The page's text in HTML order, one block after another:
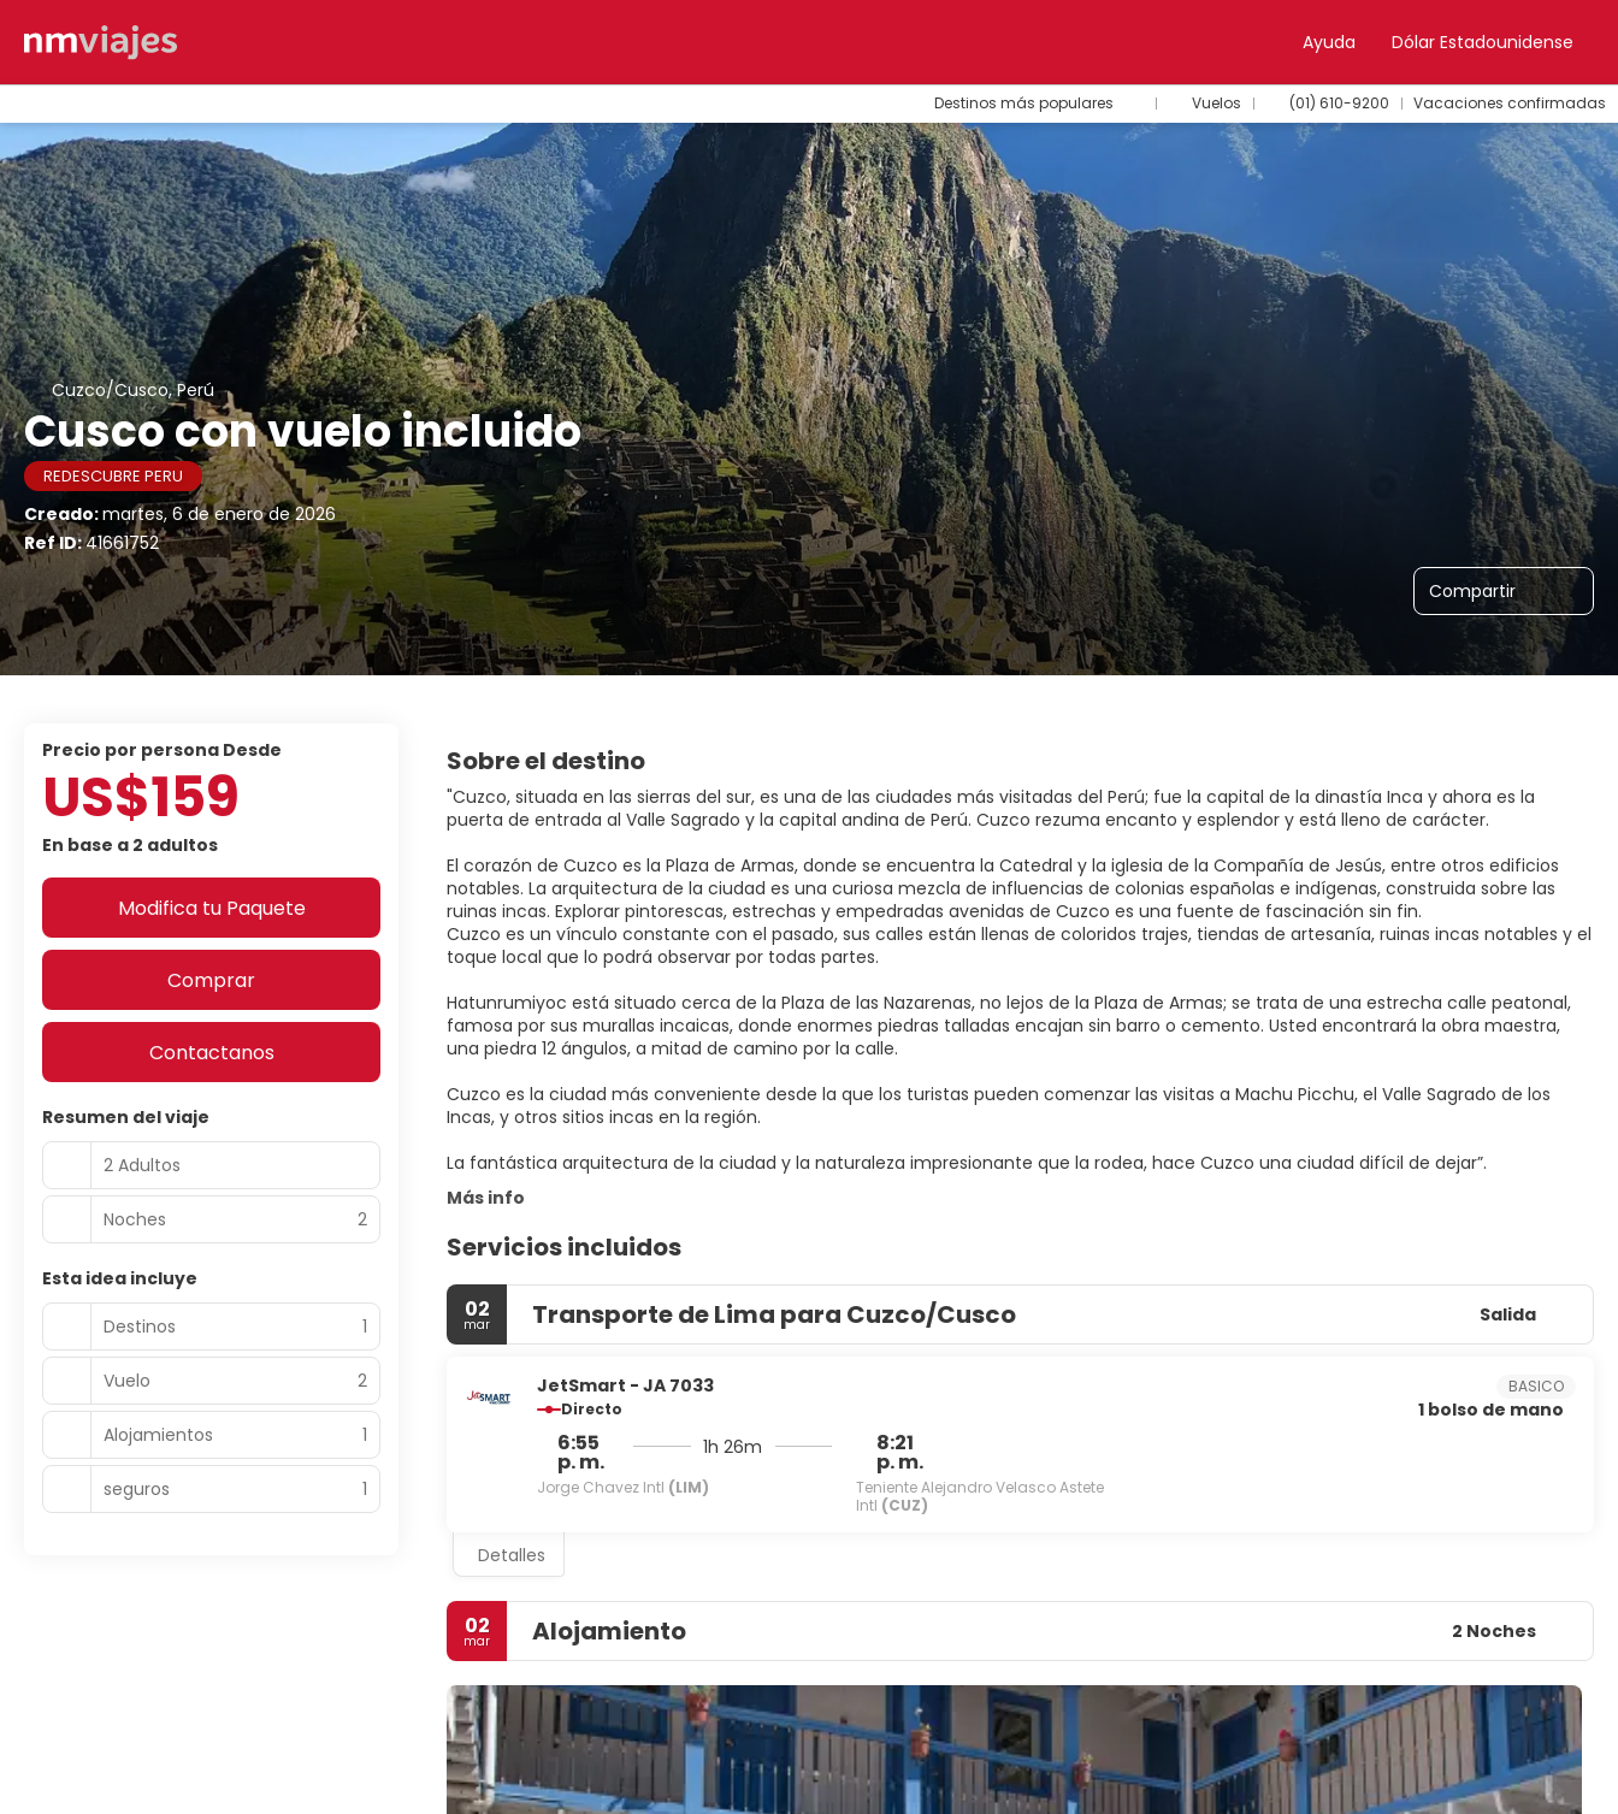
Ayuda Dólar Estadounidense
Destinos más populares Vuelos (01) 610-9200 Vacaciones confirmadas
Cuzco/Cusco, Perú
Cusco con vuelo incluido
REDESCUBRE PERU
Creado:martes, 6 de enero de 2026
Ref ID:41661752
Compartir
Sobre el destino
"Cuzco, situada en las sierras del sur, es una de las ciudades más visitadas del Perú; fue la capital de la dinastía Inca y ahora es la
puerta de entrada al Valle Sagrado y la capital andina de Perú. Cuzco rezuma encanto y esplendor y está lleno de carácter.
El corazón de Cuzco es la Plaza de Armas, donde se encuentra la Catedral y la iglesia de la Compañía de Jesús, entre otros edificios
notables. La arquitectura de la ciudad es una curiosa mezcla de influencias de colonias españolas e indígenas, construida sobre las
ruinas incas. Explorar pintorescas, estrechas y empedradas avenidas de Cuzco es una fuente de fascinación sin fin.
Cuzco es un vínculo constante con el pasado, sus calles están llenas de coloridos trajes, tiendas de artesanía, ruinas incas notables y el
toque local que lo podrá observar por todas partes.
Hatunrumiyoc está situado cerca de la Plaza de las Nazarenas, no lejos de la Plaza de Armas; se trata de una estrecha calle peatonal,
famosa por sus murallas incaicas, donde enormes piedras talladas encajan sin barro o cemento. Usted encontrará la obra maestra,
una piedra 12 ángulos, a mitad de camino por la calle.
Cuzco es la ciudad más conveniente desde la que los turistas pueden comenzar las visitas a Machu Picchu, el Valle Sagrado de los
Incas, y otros sitios incas en la región.
Más info
Servicios incluidos
02
mar Transporte de Lima para Cuzco/Cusco Salida
JetSmart - JA 7033
Directo
6:55
p. m.
Jorge Chavez Intl (LIM)
1h 26m 8:21
p. m.
Teniente Alejandro Velasco Astete
Intl (CUZ)
BASICO
1 bolso de mano
Detalles
02
mar Alojamiento 2 Noches
precio por persona Desde
US$159
En base a 2 adultos
Modifica tu Paquete
Comprar
Contactanos
Resumen del viaje
2 Adultos
Noches 2
Esta idea incluye
Destinos
1
Vuelo 2
Alojamientos 1
seguros 1